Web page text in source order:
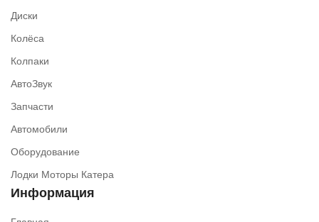
Диски
Колёса
Колпаки
АвтоЗвук
Запчасти
Автомобили
Оборудование
Лодки Моторы Катера
Информация